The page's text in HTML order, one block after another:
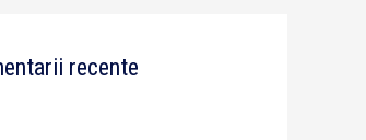
recente